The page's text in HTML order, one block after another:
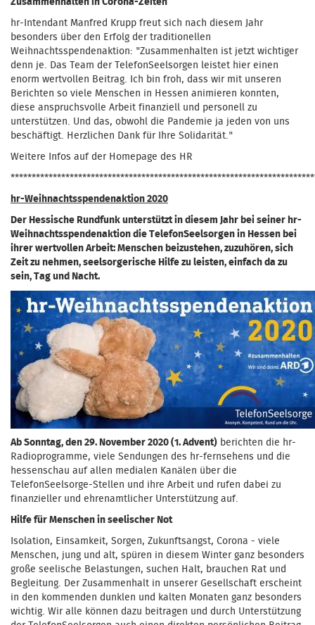
Zusammenhalten in Corona-Zeiten
hr-Intendant Manfred Krupp freut sich nach diesem Jahr
besonders über den Erfolg der traditionellen
Weihnachtsspendenaktion: "Zusammenhalten ist jetzt wichtiger
denn je. Das Team der TelefonSeelsorgen leistet hier einen
enorm wertvollen Beitrag. Ich bin froh, dass wir mit unseren
Berichten so viele Menschen in Hessen animieren konnten,
diese anspruchsvolle Arbeit finanziell und personell zu
unterstützen. Und das, obwohl die Pandemie ja jeden von uns
beschäftigt. Herzlichen Dank für Ihre Solidarität."
Weitere Infos auf der Homepage des HR
hr-Weihnachtsspendenaktion 2020
Der Hessische Rundfunk unterstützt in diesem Jahr bei seiner hr-
Weihnachtsspendenaktion die TelefonSeelsorgen in Hessen bei
ihrer wertvollen Arbeit: Menschen beizustehen, zuzuhören, sich
Zeit zu nehmen, seelsorgerische Hilfe zu leisten, einfach da zu
sein, Tag und Nacht.
Ab Sonntag, den 29. November 2020 (1. Advent) berichten die hr-
Radioprogramme, viele Sendungen des hr-fernsehens und die
hessenschau auf allen medialen Kanälen über die
TelefonSeelsorge-Stellen und ihre Arbeit und rufen dabei zu
finanzieller und ehrenamtlicher Unterstützung auf.
Hilfe für Menschen in seelischer Not
Isolation, Einsamkeit, Sorgen, Zukunftsangst, Corona - viele
Menschen, jung und alt, spüren in diesem Winter ganz besonders
große seelische Belastungen, suchen Halt, brauchen Rat und
Begleitung. Der Zusammenhalt in unserer Gesellschaft erscheint
in den kommenden dunklen und kalten Monaten ganz besonders
wichtig. Wir alle können dazu beitragen und durch Unterstützung